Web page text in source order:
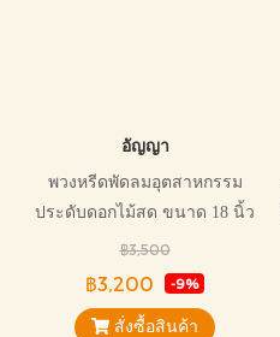
อัญญา
พวงหรีดพัดลมอุตสาหกรรม
ประดับดอกไม้สด ขนาด 18 นิ้ว
ยี่ห้อฮาตาริ สวยงามหรูหรา
฿3,500
฿3,200 -9%
สั่งซื้อสินค้า